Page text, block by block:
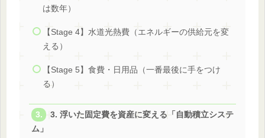
は数年）
【Stage 4】水道光熱費（エネルギーの供給元を変
える）
【Stage 5】食費・日用品（一番最後に手をつけ
る）
3. 浮いた固定費を資産に変える「自動積立システ
ム」